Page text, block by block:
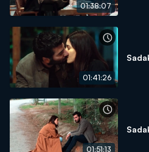
01:38:07
01:41:26
01:51:13